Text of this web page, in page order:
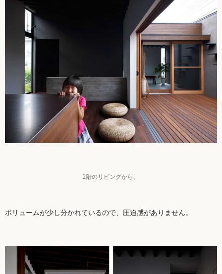
2階のリビングから。
ボリュームが少し分かれているので、圧迫感がありません。